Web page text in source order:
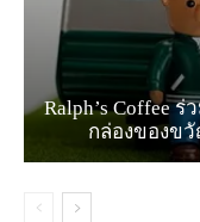
Ralph’s Coffee
กล่องของข